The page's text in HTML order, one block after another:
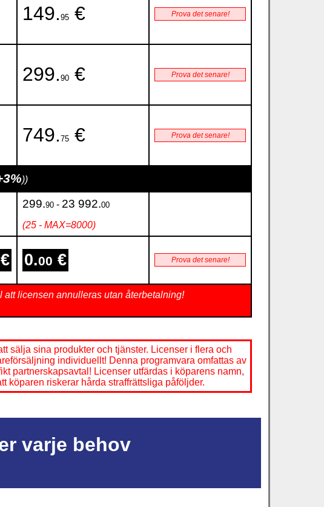
149. 95 € Prova det senare!
299. 90 € Prova det senare!
749. 75 € Prova det senare!
))
299.90 - 23 992.00
(25 - MAX=8000)
€ 0.00 € Prova det senare!
licensen annulleras utan återbetalning!
sälja sina produkter och tjänster. Licenser i flera och
individuellt! Denna programvara omfattas av
partnerskapsavtal! Licenser utfärdas i köparens namn,
köparen riskerar hårda straffrättsliga påföljder.
varje behov